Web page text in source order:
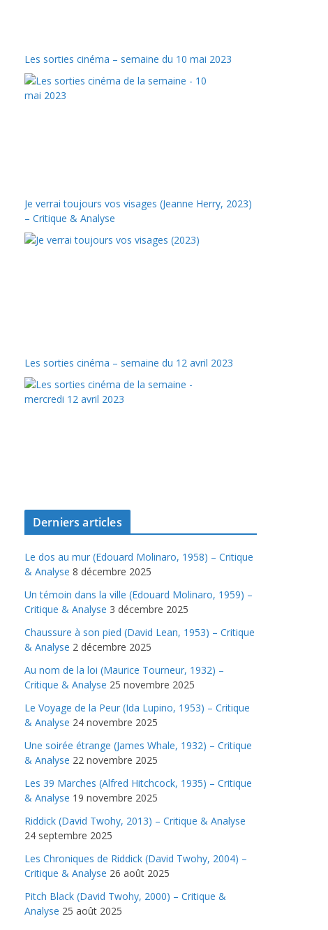
Les sorties cinéma – semaine du 10 mai 2023
Je verrai toujours vos visages (Jeanne Herry, 2023)
– Critique & Analyse
Les sorties cinéma – semaine du 12 avril 2023
Derniers articles
Le dos au mur (Edouard Molinaro, 1958) – Critique
& Analyse 8 décembre 2025
Un témoin dans la ville (Edouard Molinaro, 1959) –
Critique & Analyse 3 décembre 2025
Chaussure à son pied (David Lean, 1953) – Critique
& Analyse 2 décembre 2025
Au nom de la loi (Maurice Tourneur, 1932) –
Critique & Analyse 25 novembre 2025
Le Voyage de la Peur (Ida Lupino, 1953) – Critique
& Analyse 24 novembre 2025
Une soirée étrange (James Whale, 1932) – Critique
& Analyse 22 novembre 2025
Les 39 Marches (Alfred Hitchcock, 1935) – Critique
& Analyse 19 novembre 2025
Riddick (David Twohy, 2013) – Critique & Analyse
24 septembre 2025
Les Chroniques de Riddick (David Twohy, 2004) –
Critique & Analyse 26 août 2025
Pitch Black (David Twohy, 2000) – Critique &
Analyse 25 août 2025